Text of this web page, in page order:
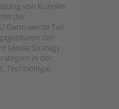
von Kunden
der
Dann werde Teil
der
Media Strategy
in der
Technologie,